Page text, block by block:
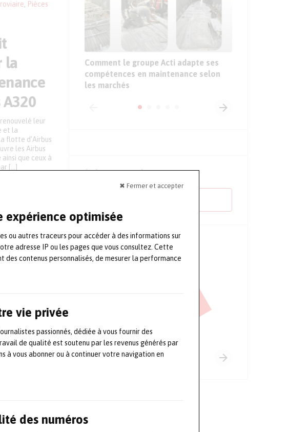
✖ Fermer et accepter
expérience optimisée
ou autres traceurs pour accéder à des informations sur
adresse IP ou les pages que vous consultez. Cette
contenus personnalisés, de mesurer la performance
vie privée
passionnés, dédiée à vous fournir des
de qualité est soutenu par les revenus générés par
à vous abonner ou à continuer votre navigation en
des numéros
Pièces
la
leur
et la
flotte d’Airbus
les Airbus
que ceux à
[…]
Ferroviaire
et corrective
et de
Comment le groupe Acti adapte ses
compétences en maintenance selon
les marchés
ÉVÈNEMENTS À VENIR
PRINCIPAUX PARTENAIRES